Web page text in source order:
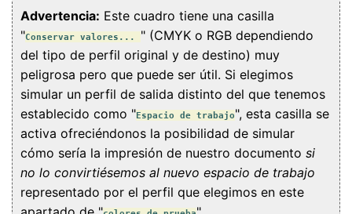
Advertencia: Este cuadro tiene una casilla
"Conservar valores... " (CMYK o RGB dependiendo
del tipo de perfil original y de destino) muy
peligrosa pero que puede ser útil. Si elegimos
simular un perfil de salida distinto del que tenemos
establecido como "Espacio de trabajo", esta casilla se
activa ofreciéndonos la posibilidad de simular
cómo sería la impresión de nuestro documento si
no lo convirtiésemos al nuevo espacio de trabajo
representado por el perfil que elegimos en este